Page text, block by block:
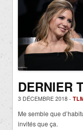
DERNIER
3 DÉCEMBRE 2018 -
Me semble que
invités que ça.